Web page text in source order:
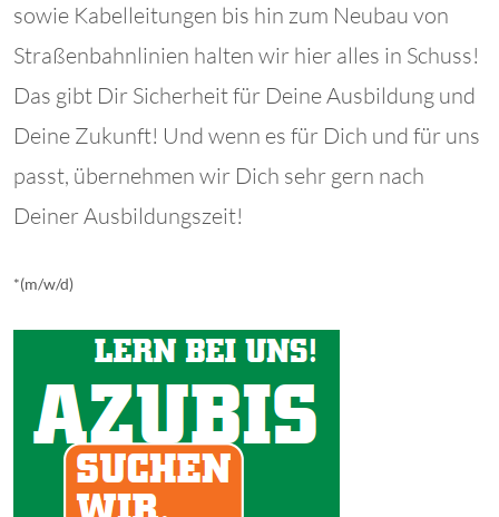
sowie Kabelleitungen bis hin zum Neubau von
Straßenbahnlinien halten wir hier alles in Schuss!
Das gibt Dir Sicherheit für Deine Ausbildung und
Deine Zukunft! Und wenn es für Dich und für uns
passt, übernehmen wir Dich sehr gern nach
Deiner Ausbildungszeit!
*(m/w/d)